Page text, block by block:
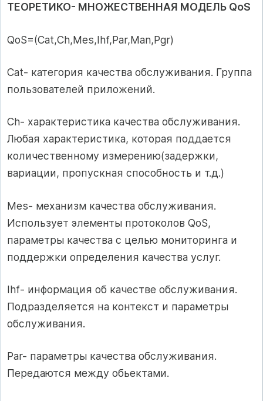
ТЕОРЕТИКО- МНОЖЕСТВЕННАЯ МОДЕЛЬ QoS
QoS=(Cat,Ch,Mes,Ihf,Par,Man,Pgr)
Cat- категория качества обслуживания. Группа
пользователей приложений.
Ch- характеристика качества обслуживания.
Любая характеристика, которая поддается
количественному измерению(задержки,
вариации, пропускная способность и т.д.)
Mes- механизм качества обслуживания.
Использует элементы протоколов QoS,
параметры качества с целью мониторинга и
поддержки определения качества услуг.
Ihf- информация об качестве обслуживания.
Подразделяется на контекст и параметры
обслуживания.
Par- параметры качества обслуживания.
Передаются между обьектами.